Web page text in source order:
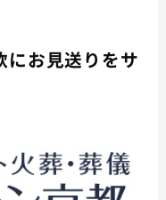
にお見送りをサ